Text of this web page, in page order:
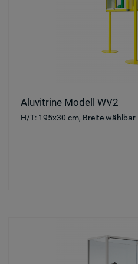
Aluvitrine Modell WV2
H/T: 195x30 cm, Breite wählbar